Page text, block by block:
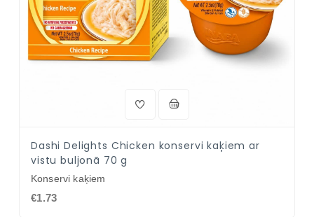
Dashi Delights Chicken konservi kaķiem ar
vistu buljonā 70 g
Konservi kaķiem
€1.73